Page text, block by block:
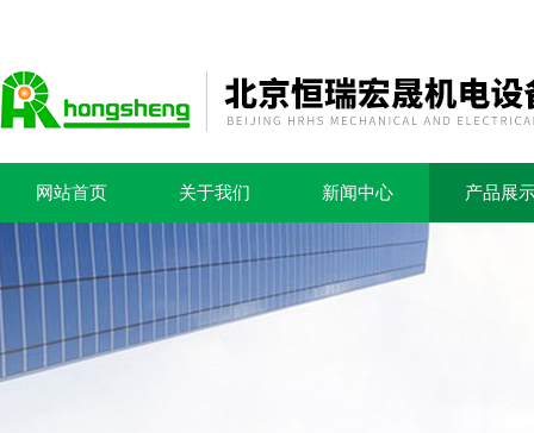
网站首页 关于我们 新闻中心 产品展